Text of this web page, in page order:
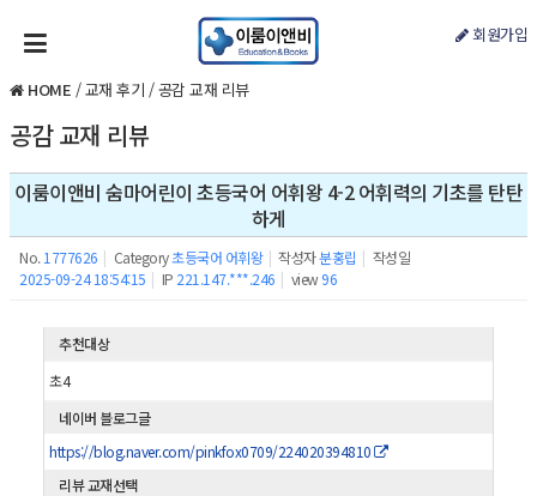
회원가입
HOME /교재 후기 /공감 교재 리뷰
공감 교재 리뷰
이룸이앤비 숨마어린이 초등국어 어휘왕 4-2 어휘력의 기초를 탄탄
하게
No. 1777626 | Category초등국어 어휘왕 | 작성자분홍립 | 작성일
2025-09-24 18:54:15 | IP 221.147.***.246 | view 96
추천대상
초4
네이버 블로그글
https://blog.naver.com/pinkfox0709/224020394810
리뷰 교재선택